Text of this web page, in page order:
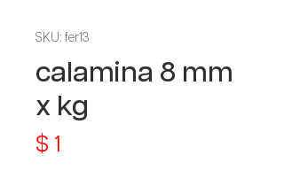
SKU: fer13
calamina 8 mm
x kg
$ 1